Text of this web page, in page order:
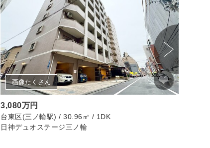
画像たくさん
3,080万円
台東区(三ノ輪駅) / 30.96㎡ / 1DK
日神デュオステージ三ノ輪